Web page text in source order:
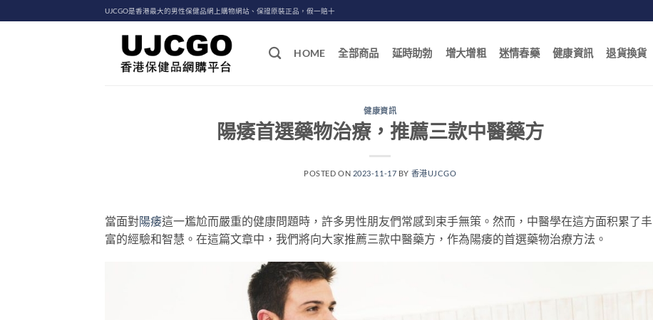
to
UJCGO是香港最大的男性保健品網上購物網站、保證原裝正品，假一賠十
HOME 全部商品 延時助勃 增大增粗 迷情春藥 健康資訊 退貨換貨
健康資訊
陽痿首選藥物治療，推薦三款中醫藥方
POSTED ON 2023-11-17 BY 香港UJCGO
當面對陽痿這一尷尬而嚴重的健康問題時，許多男性朋友們常感到束手無策。然而，中醫學在這方面积累了丰
富的經驗和智慧。在這篇文章中，我們將向大家推薦三款中醫藥方，作為陽痿的首選藥物治療方法。